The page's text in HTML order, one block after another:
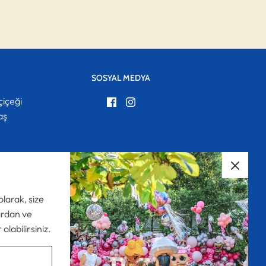
SOSYAL MEDYA
size
ve